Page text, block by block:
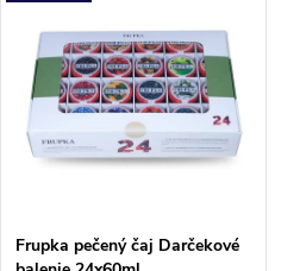
Frupka pečený čaj Darčekové